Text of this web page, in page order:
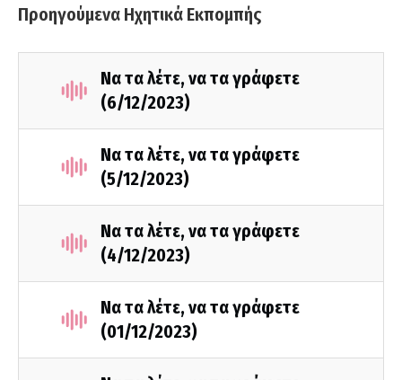
Προηγούμενα Ηχητικά Εκπομπής
Να τα λέτε, να τα γράφετε
(6/12/2023)
Να τα λέτε, να τα γράφετε
(5/12/2023)
Να τα λέτε, να τα γράφετε
(4/12/2023)
Να τα λέτε, να τα γράφετε
(01/12/2023)